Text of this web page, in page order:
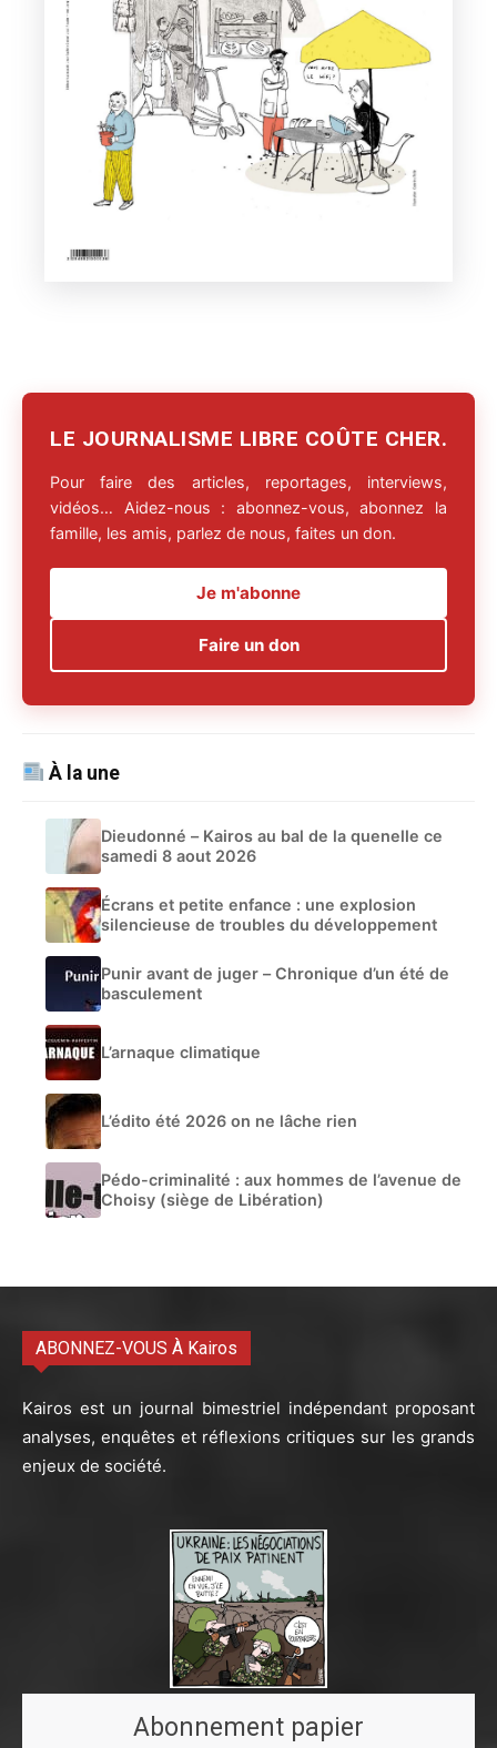
LE JOURNALISME LIBRE COÛTE CHER.
Pour faire des articles, reportages, interviews,
vidéos… Aidez-nous : abonnez-vous, abonnez la
famille, les amis, parlez de nous, faites un don.
Je m'abonne
Faire un don
À la une
Dieudonné – Kairos au bal de la quenelle ce
samedi 8 aout 2026
Écrans et petite enfance : une explosion
silencieuse de troubles du développement
Punir avant de juger – Chronique d’un été de
basculement
L’arnaque climatique
L’édito été 2026 on ne lâche rien
Pédo-criminalité : aux hommes de l’avenue de
Choisy (siège de Libération)
ABONNEZ-VOUS À Kairos
Kairos est un journal bimestriel indépendant proposant
analyses, enquêtes et réflexions critiques sur les grands
enjeux de société.
Abonnement papier